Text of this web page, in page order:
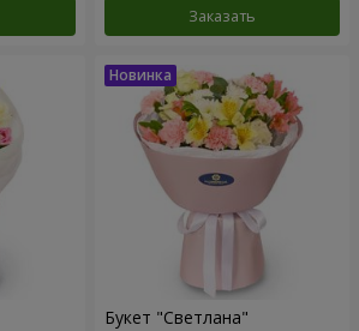
Заказать
Букет "Светлана"